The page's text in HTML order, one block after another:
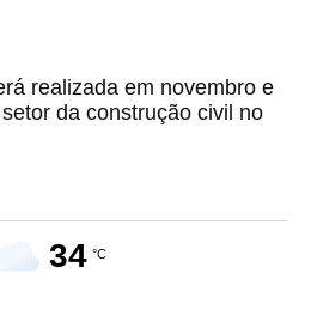
realizada em novembro e
da construção civil no
34 °C